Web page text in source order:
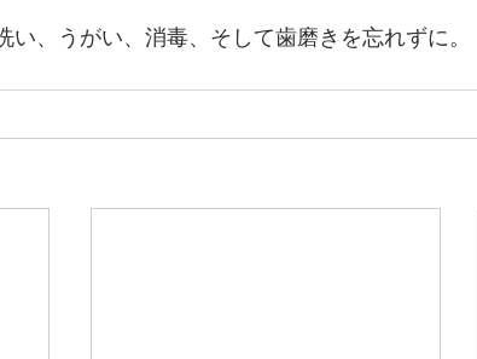
い、うがい、消毒、そして歯磨きを忘れずに。